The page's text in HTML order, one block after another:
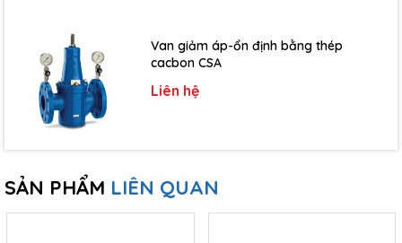
Van giảm áp-ổn định bằng thép
cacbon CSA
Liên hệ
SẢN PHẨM LIÊN QUAN